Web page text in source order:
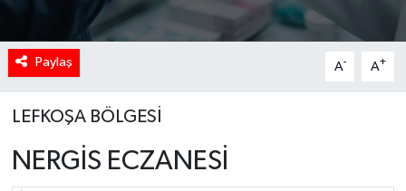
Paylaş A- A+
LEFKOŞA BÖLGESİ
NERGİS ECZANESİ